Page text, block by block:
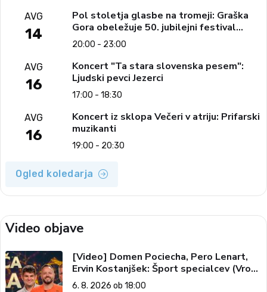
AVG
14
Pol stoletja glasbe na tromeji: Graška
Gora obeležuje 50. jubilejni festival
narodno-zabavne glasbe
20:00 - 23:00
AVG
16
Koncert "Ta stara slovenska pesem":
Ljudski pevci Jezerci
17:00 - 18:30
AVG
16
Koncert iz sklopa Večeri v atriju: Prifarski
muzikanti
19:00 - 20:30
Ogled koledarja
Video objave
[Video] Domen Pociecha, Pero Lenart,
Ervin Kostanjšek: Šport specialcev (Vroča
tema, 6. 8. 2026)
6. 8. 2026 ob 18:00